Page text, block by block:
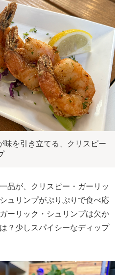
味を引き立てる、クリスピー
品が、クリスピー・ガーリッ
ュリンプがぷりぷりで食べ応
ーリック・シュリンプは欠か
？少しスパイシーなディップ